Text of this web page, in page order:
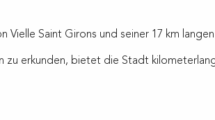
Vielle Saint Girons und seiner 17 km
zu erkunden, bietet die Stadt